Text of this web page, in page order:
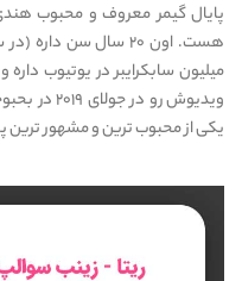
میلیون سابکرایبر در یوتیوب
ویدیوش رو
یکی از محبوب ترین و مشهور ترین